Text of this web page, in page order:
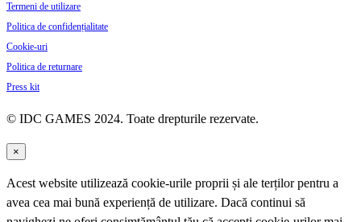
Termeni de utilizare
Politica de confidențialitate
Cookie-uri
Politica de returnare
Press kit
© IDC GAMES 2024. Toate drepturile rezervate.
×
Acest website utilizează cookie-urile proprii și ale terților pentru a
avea cea mai bună experiență de utilizare. Dacă continui să